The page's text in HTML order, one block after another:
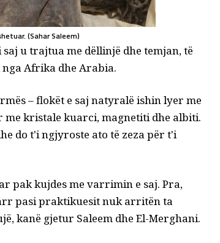
(Sahar Saleem)
u trajtua me dëllinjë dhe temjan, të
Afrika dhe Arabia.
– flokët e saj natyralë ishin lyer me
me kristale kuarci, magnetiti dhe albiti.
do t'i ngjyroste ato të zeza për t'i
pak kujdes me varrimin e saj. Pra,
pasi praktikuesit nuk arritën ta
kanë gjetur Saleem dhe El-Merghani.